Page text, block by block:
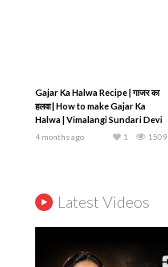
Gajar Ka Halwa Recipe | गाजर का
हलवा | How to make Gajar Ka
Halwa | Vimalangi Sundari Devi
Dasi
4 months ago 1509
1
Latest Videos